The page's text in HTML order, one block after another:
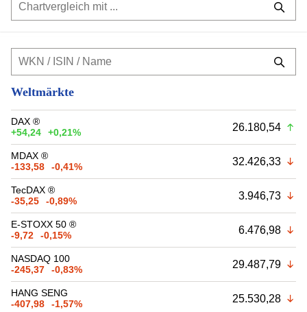
Weltmärkte
DAX ®
+54,24
+0,21% 26.180,54
MDAX ®
-133,58
-0,41% 32.426,33
TecDAX ®
-35,25
-0,89% 3.946,73
E-STOXX 50 ®
-9,72
-0,15% 6.476,98
NASDAQ 100
-245,37
-0,83% 29.487,79
HANG SENG
-407,98
-1,57% 25.530,28